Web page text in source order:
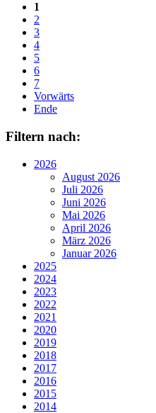
1
2
3
4
5
6
7
Vorwärts
Ende
Filtern nach:
2026
August 2026
Juli 2026
Juni 2026
Mai 2026
April 2026
März 2026
Januar 2026
2025
2024
2023
2022
2021
2020
2019
2018
2017
2016
2015
2014